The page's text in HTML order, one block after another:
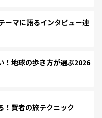
ーマに語るインタビュー連
！地球の歩き方が選ぶ2026
！賢者の旅テクニック